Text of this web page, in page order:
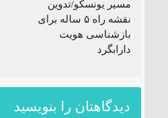
مسیر یونسکو/تدوین
نقشه راه ۵ ساله برای
بازشناسی هویت
دارابگرد
دیدگاهتان را بنویسید